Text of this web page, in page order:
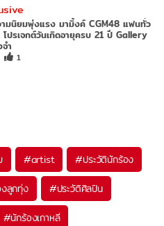
ามนิยมพุ่งแรง มามิ้งค์ CGM48 แฟนทั่ว
โปรเจกต์วันเกิดอายุครบ 21 ปี Gallery
ำ
1
#artist #ประวัตินักร้อง
ลูกทุ่ง #ประวัติศิลปิน
#นักร้องเกาหลี